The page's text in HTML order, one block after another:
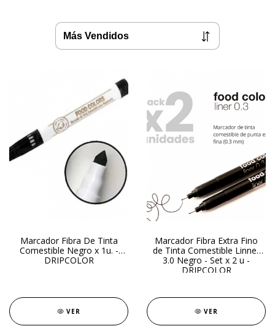
Marcador Fibra De Tinta
Comestible Negro x 1u. -
DRIPCOLOR
VER
Marcador Fibra Extra Fino
de Tinta Comestible Linner
3.0 Negro - Set x 2 u -
DRIPCOLOR
VER